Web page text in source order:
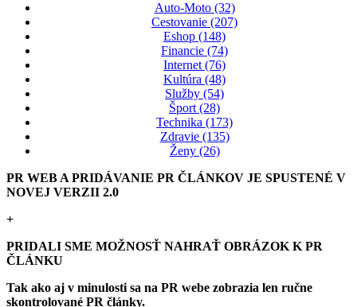
Auto-Moto (32)
Cestovanie (207)
Eshop (148)
Financie (74)
Internet (76)
Kultúra (48)
Služby (54)
Šport (28)
Technika (173)
Zdravie (135)
Ženy (26)
PR WEB A PRIDÁVANIE PR ČLÁNKOV JE SPUSTENÉ V
NOVEJ VERZII 2.0
+
PRIDALI SME MOŽNOSŤ NAHRAŤ OBRÁZOK K PR
ČLÁNKU
Tak ako aj v minulosti sa na PR webe zobrazia len ručne
skontrolované PR články.